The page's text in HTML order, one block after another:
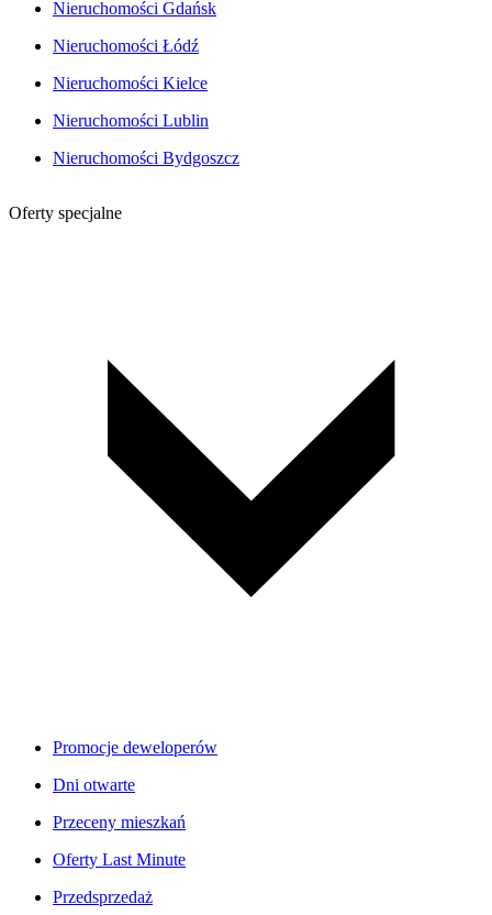
Nieruchomości Gdańsk
Nieruchomości Łódź
Nieruchomości Kielce
Nieruchomości Lublin
Nieruchomości Bydgoszcz
Oferty specjalne
Promocje deweloperów
Dni otwarte
Przeceny mieszkań
Oferty Last Minute
Przedsprzedaż